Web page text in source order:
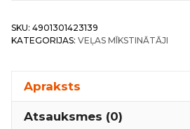
Veļas
aromāta
530ml
SKU: 4901301423139
KATEGORIJAS: VEĻAS MĪKSTINĀTĀJI
Apraksts
Atsauksmes (0)